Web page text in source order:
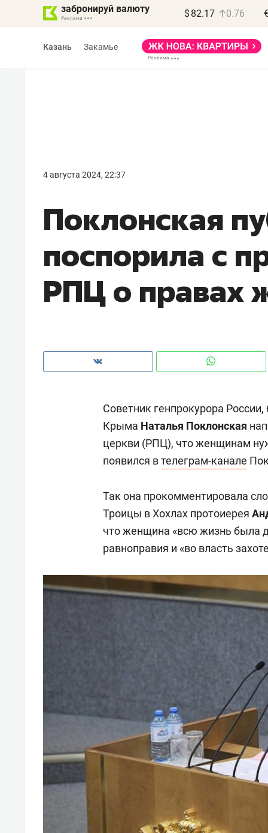
забронируй валюту $ 82.17 0.76
Казань Закамье
4 августа 2024, 22:37
Поклонская
поспорила с
РПЦ о правах
Советник генпрокурора
Крыма Наталья Поклонская
церкви (РПЦ), что женщинам
появился втелеграм-канале
Так она прокомментировала
Троицы в Хохлах протоиерея
что женщина «всю жизнь была
равноправия и «во власть
правил, бизнес может
потерять минимум
Как бизнесу выйти на зарубежные
чем интересен Оман?
Как ГК «МИР ГРУПП» и ВТБ
создают оазис жилого
комфорта под Казанью
150
ID